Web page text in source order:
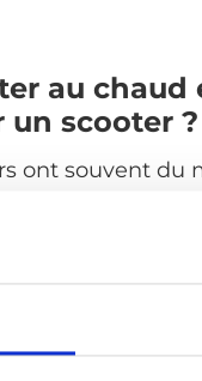
au
un scooter ?
ont souvent
plus efficace de
vous-même.
se trouve
avez besoin